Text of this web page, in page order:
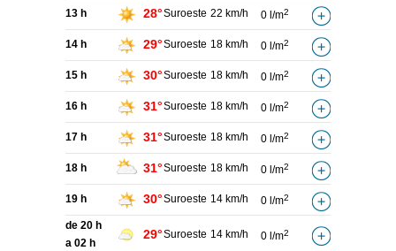
13 h 28°Suroeste 22 km/h 0 l/m2
14 h 29°Suroeste 18 km/h 0 l/m2
15 h 30°Suroeste 18 km/h 0 l/m2
16 h 31°Suroeste 18 km/h 0 l/m2
17 h 31°Suroeste 18 km/h 0 l/m2
18 h 31°Suroeste 18 km/h 0 l/m2
19 h 30°Suroeste 14 km/h 0 l/m2
de 20 h
a 02 h
29°Suroeste 14 km/h 0 l/m2